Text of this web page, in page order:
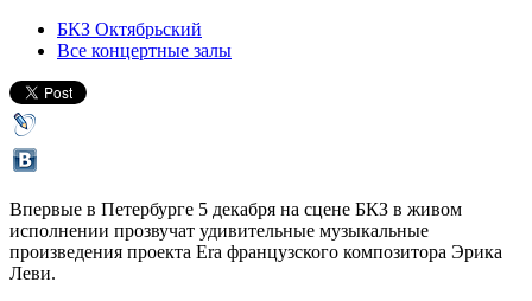
БКЗ Октябрьский
Все концертные залы
Впервые в Петербурге 5 декабря на сцене БКЗ в живом
исполнении прозвучат удивительные музыкальные
произведения проекта Era французского композитора Эрика
Леви.